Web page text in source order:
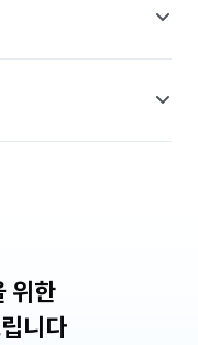
위한
니다